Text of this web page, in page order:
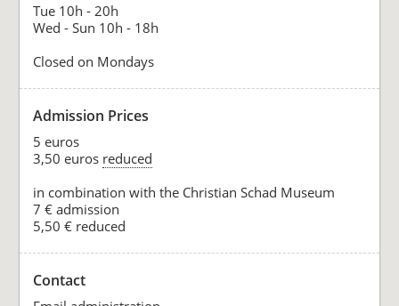
Tue 10h - 20h
Wed - Sun 10h - 18h
Closed on Mondays
Admission Prices
5 euros
3,50 euros reduced
in combination with the Christian Schad Museum
7 € admission
5,50 € reduced
Contact